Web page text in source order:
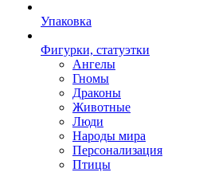
Упаковка
Фигурки, статуэтки
Ангелы
Гномы
Драконы
Животные
Люди
Народы мира
Персонализация
Птицы